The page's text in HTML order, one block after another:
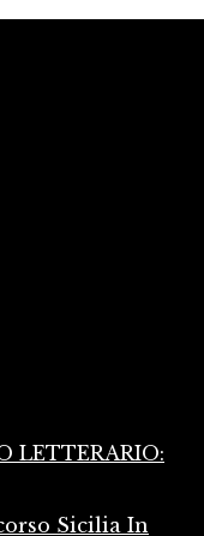
LETTERARIO:
Sicilia In